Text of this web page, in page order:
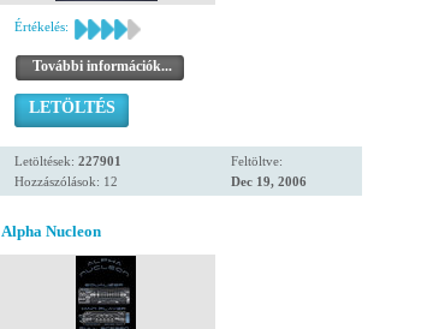
Értékelés:
További információk...
LETÖLTÉS
Letöltések: 227901
Hozzászólások: 12
Feltöltve:
Dec 19, 2006
Alpha Nucleon